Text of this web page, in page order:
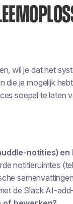
wil je dat het
die je mogelijk
soepel te laten
notities) en
notitieruimtes
de Slack AI-